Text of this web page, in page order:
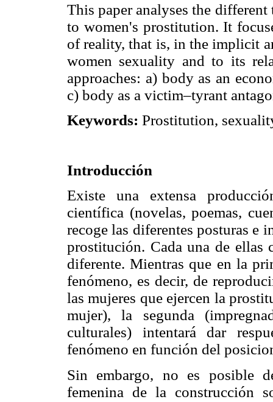
This paper analyses the
to women's prostitution. It
of reality, that is, in the implicit
women sexuality and to its
approaches: a) body as an
c) body as a victim–tyrant
Keywords: Prostitution,
Introducción
Existe una extensa
científica (novelas, poemas,
recoge las diferentes posturas e
prostitución. Cada una de ellas
diferente. Mientras que en la
fenómeno, es decir, de
las mujeres que ejercen la
mujer), la segunda
culturales) intentará dar
fenómeno en función del
Sin embargo, no es posible
femenina de la construcción